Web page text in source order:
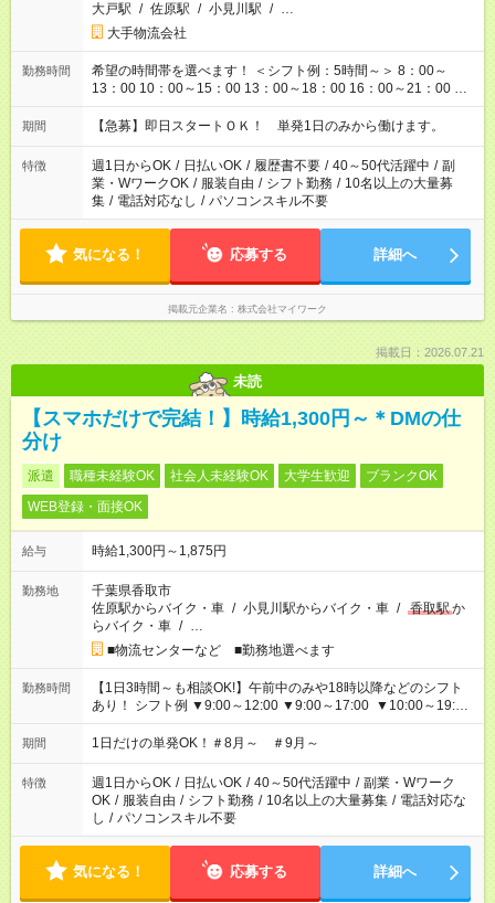
大戸駅 / 佐原駅 / 小見川駅 / …
大手物流会社
勤務時間
希望の時間帯を選べます！ ＜シフト例：5時間～＞ 8：00～
13：00 10：00～15：00 13：00～18：00 16：00～21：00 ＜
シフト例：8時間～＞ ・10：00～19：00 ・13：00～22：00 ・
22：00～翌6：00 など！是非ご希望をお聞かせください！
期間 【急募】即日スタートＯＫ！ 単発1日のみから働けます。
特徴 週1日からOK / 日払いOK / 履歴書不要 / 40～50代活躍中 / 副
業・WワークOK / 服装自由 / シフト勤務 / 10名以上の大量募
集 / 電話対応なし / パソコンスキル不要
気になる！ 応募する 詳細へ
掲載元企業名 株式会社マイワーク
掲載日：2026.07.21
未読
【スマホだけで完結！】時給1,300円～＊DMの仕
分け
派遣 職種未経験OK 社会人未経験OK 大学生歓迎
ブランクOK
WEB登録・面接OK
給与 時給1,300円～1,875円
勤務地
千葉県香取市
佐原駅からバイク・車 / 小見川駅からバイク・車 / 香取駅か
らバイク・車 / …
■物流センターなど ■勤務地選べます
勤務時間
【1日3時間～も相談OK!】午前中のみや18時以降などのシフト
あり！ シフト例 ▼9:00～12:00 ▼9:00～17:00 ▼10:00～19:00
▼18:00～21:00
期間 1日だけの単発OK！＃8月～ ＃9月～
特徴 週1日からOK / 日払いOK / 40～50代活躍中 / 副業・Wワーク
OK / 服装自由 / シフト勤務 / 10名以上の大量募集 / 電話対応な
し / パソコンスキル不要
気になる！ 応募する 詳細へ